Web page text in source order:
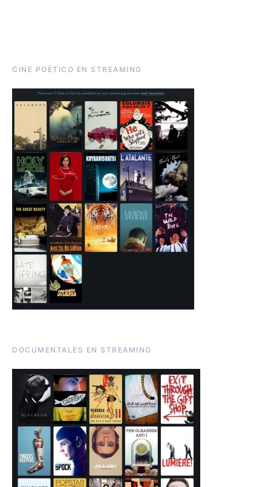
CINE POÉTICO EN STREAMING
DOCUMENTALES EN STREAMING